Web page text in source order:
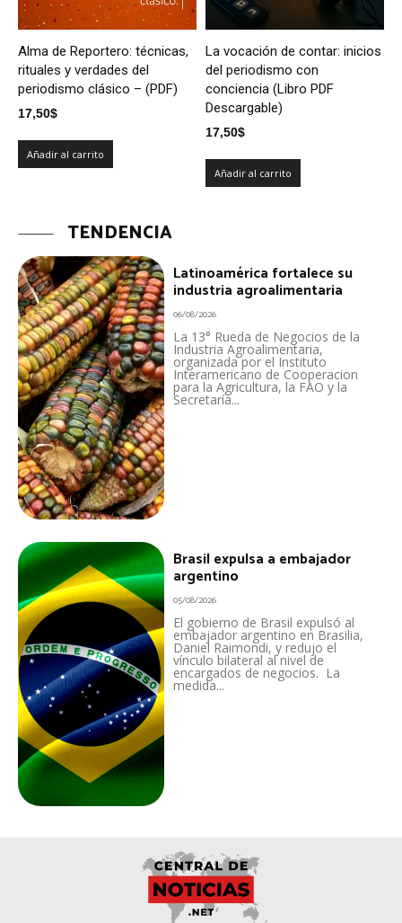
Alma de Reportero: técnicas,
rituales y verdades del
periodismo clásico – (PDF)
17,50$
Añadir al carrito
La vocación de contar: inicios
del periodismo con
conciencia (Libro PDF
Descargable)
17,50$
Añadir al carrito
TENDENCIA
Latinoamérica fortalece su
industria agroalimentaria
06/08/2026
La 13° Rueda de Negocios de la
Industria Agroalimentaria,
organizada por el Instituto
Interamericano de Cooperacion
para la Agricultura, la FAO y la
Secretaría...
Brasil expulsa a embajador
argentino
05/08/2026
El gobierno de Brasil expulsó al
embajador argentino en Brasilia,
Daniel Raimondi, y redujo el
vínculo bilateral al nivel de
encargados de negocios. La
medida...